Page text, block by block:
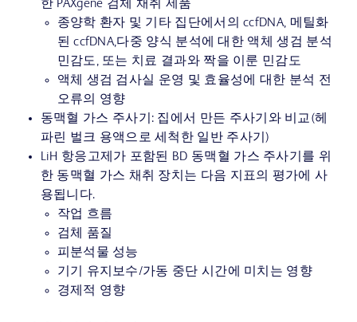
한 PAXgene 검체 채취 제품
종양학 환자 및 기타 집단에서의 ccfDNA, 메틸화
된 ccfDNA,다중 양식 분석에 대한 액체 생검 분석
민감도, 또는 치료 결과와 짝을 이룬 민감도
액체 생검 검사실 운영 및 효율성에 대한 분석 전
오류의 영향
동맥혈 가스 주사기: 집에서 만든 주사기와 비교(헤
파린 벌크 용액으로 세척한 일반 주사기)
LiH 항응고제가 포함된 BD 동맥혈 가스 주사기를 위
한 동맥혈 가스 채취 장치는 다음 지표의 평가에 사
용됩니다.
작업 흐름
검체 품질
피분석물 성능
기기 유지보수/가동 중단 시간에 미치는 영향
경제적 영향